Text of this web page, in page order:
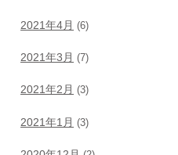
2021年4月 (6)
2021年3月 (7)
2021年2月 (3)
2021年1月 (3)